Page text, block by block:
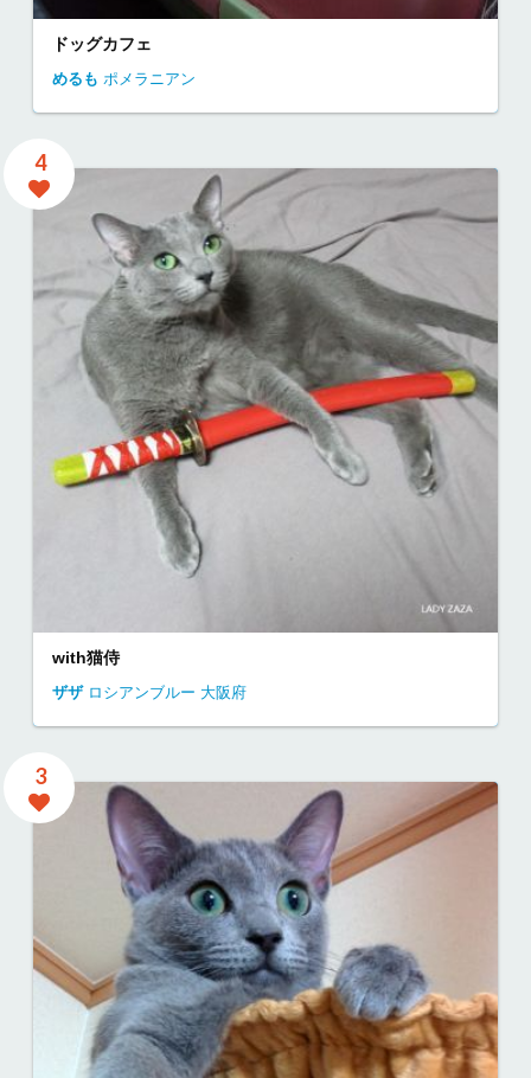
ドッグカフェ
めるも ポメラニアン
4
with猫侍
ザザ ロシアンブルー 大阪府
3